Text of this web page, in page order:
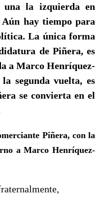
la izquierda en
hay tiempo para
La única forma
de Piñera, es
a Marco Henríquez-
segunda vuelta, es
se convierta en el
Piñera, con la
a Marco Henríquez-